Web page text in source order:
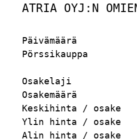
ATRIA OYJ:N
Päivämäärä
Pörssikauppa
Osakelaji
Osakemäärä
Keskihinta /
Ylin hinta /
Alin hinta /